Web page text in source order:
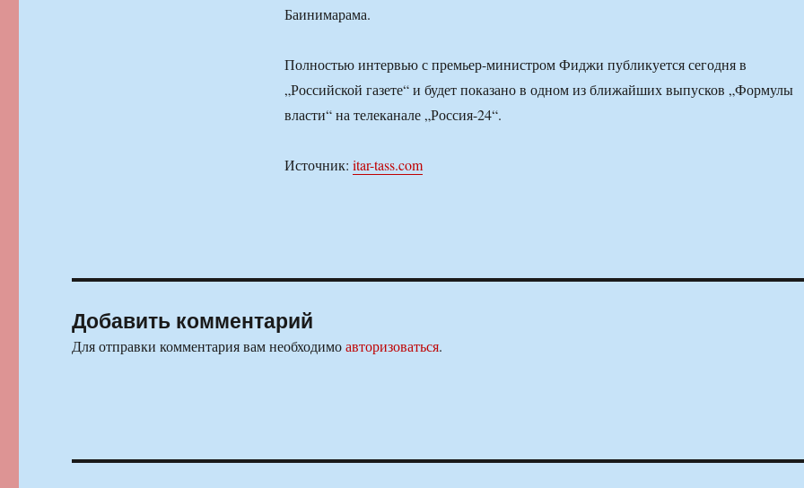
Баинимарама.
Полностью интервью с премьер-министром Фиджи публикуется сегодня в
„Российской газете“ и будет показано в одном из ближайших выпусков „Формулы
власти“ на телеканале „Россия-24“.
Источник: itar-tass.com
Добавить комментарий
Для отправки комментария вам необходимоавторизоваться.